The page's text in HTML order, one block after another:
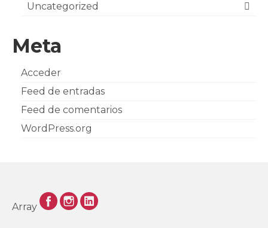
Uncategorized
Meta
Acceder
Feed de entradas
Feed de comentarios
WordPress.org
Array